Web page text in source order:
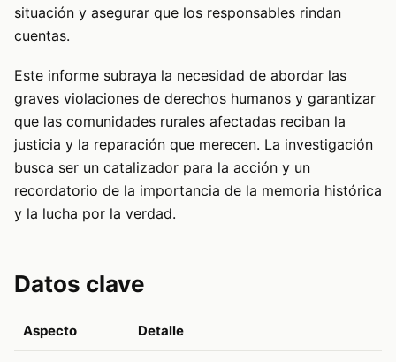
situación y asegurar que los responsables rindan
cuentas.
Este informe subraya la necesidad de abordar las
graves violaciones de derechos humanos y garantizar
que las comunidades rurales afectadas reciban la
justicia y la reparación que merecen. La investigación
busca ser un catalizador para la acción y un
recordatorio de la importancia de la memoria histórica
y la lucha por la verdad.
Datos clave
Aspecto Detalle